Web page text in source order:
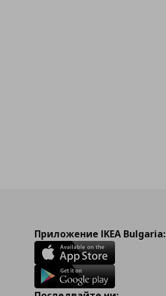
Приложение IKEA Bulgaria: